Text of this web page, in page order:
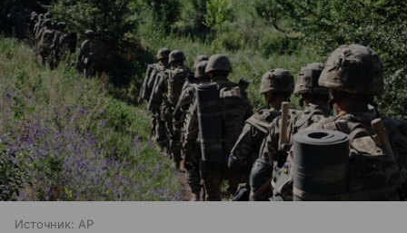
Источник: AP